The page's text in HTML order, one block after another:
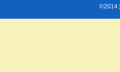
©2014